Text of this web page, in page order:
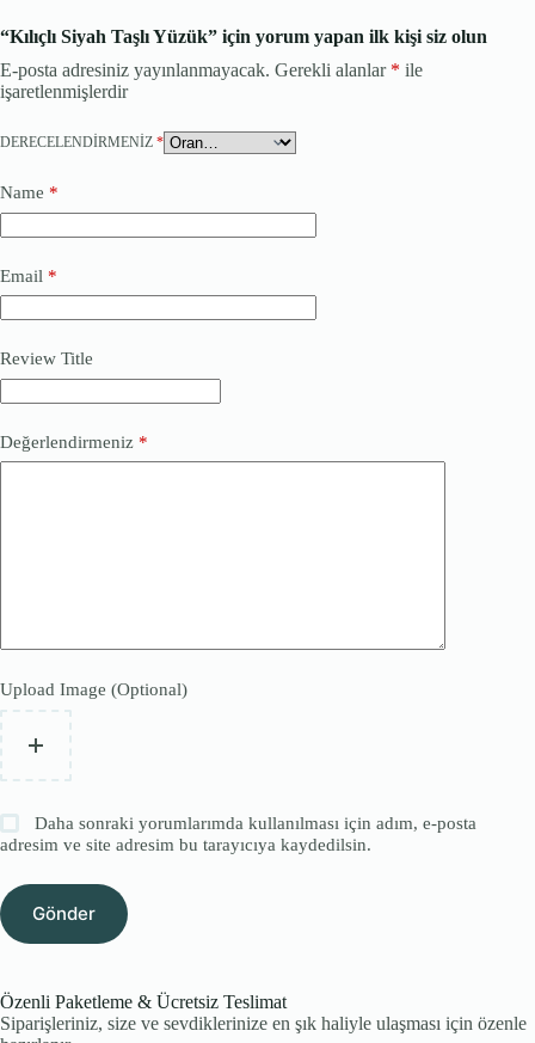
“Kılıçlı Siyah Taşlı Yüzük” için yorum yapan ilk kişi siz olun
E-posta adresiniz yayınlanmayacak. Gerekli alanlar * ile
işaretlenmişlerdir
DERECELENDIRMENIZ *
Name *
Email *
Review Title
Değerlendirmeniz *
Upload Image (Optional)
Daha sonraki yorumlarımda kullanılması için adım, e-posta
adresim ve site adresim bu tarayıcıya kaydedilsin.
Gönder
Özenli Paketleme & Ücretsiz Teslimat
Siparişleriniz, size ve sevdiklerinize en şık haliyle ulaşması için özenle